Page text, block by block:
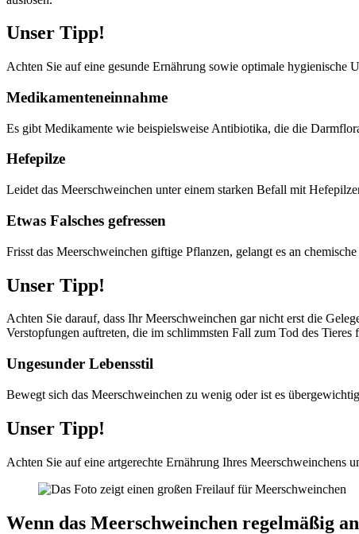
Unser Tipp!
Achten Sie auf eine gesunde Ernährung sowie optimale hygienische
Medikamenteneinnahme
Es gibt Medikamente wie beispielsweise Antibiotika, die die
Hefepilze
Leidet das Meerschweinchen unter einem starken Befall mit
Etwas Falsches gefressen
Frisst das Meerschweinchen giftige Pflanzen, gelangt es an
Unser Tipp!
Achten Sie darauf, dass Ihr Meerschweinchen gar nicht erst die
Verstopfungen auftreten, die im schlimmsten Fall zum Tod des Tieres
Ungesunder Lebensstil
Bewegt sich das Meerschweinchen zu wenig oder ist es
Unser Tipp!
Achten Sie auf eine artgerechte Ernährung Ihres Meerschweinchens
Wenn das Meerschweinchen regelmäßig